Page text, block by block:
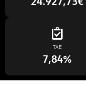
TAE
7,84%